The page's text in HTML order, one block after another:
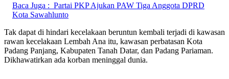
Baca Juga : Partai PKP Ajukan PAW Tiga Anggota DPRD
Kota Sawahlunto
Tak dapat di hindari kecelakaan beruntun kembali terjadi di kawasan
rawan kecelakaan Lembah Ana itu, kawasan perbatasan Kota
Padang Panjang, Kabupaten Tanah Datar, dan Padang Pariaman.
Dikhawatirkan ada korban meninggal dunia.